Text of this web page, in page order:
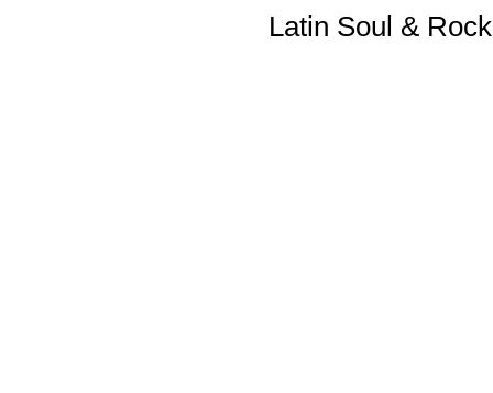
Latin Soul &